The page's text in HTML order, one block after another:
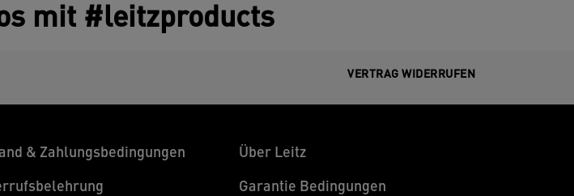
seiner Lebensdauer ist er zu 100%
recycelbar, wenn er vollständig in die
Ressourcen der Erde zu schonen. Auf den
passende Produkte für Ihren Bedarf an
mit #leitzproducts
VERTRAG WIDERRUFEN
& Zahlungsbedingungen Über Leitz
Garantie Bedingungen